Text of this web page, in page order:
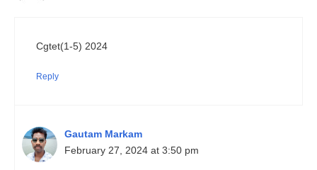
Cgtet(1-5) 2024
Reply
Gautam Markam
February 27, 2024 at 3:50 pm